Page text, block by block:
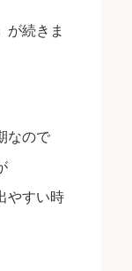
が続きま
なので
やすい時